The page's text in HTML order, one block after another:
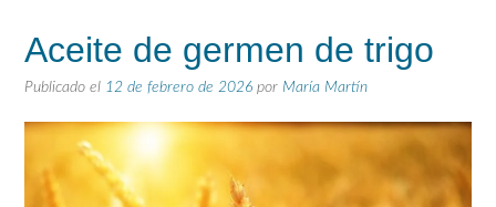
Aceite de germen de trigo
Publicado el 12 de febrero de 2026 por María Martín